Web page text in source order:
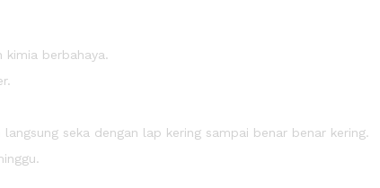
kimia berbahaya.
seka dengan lap kering sampai benar benar kering.